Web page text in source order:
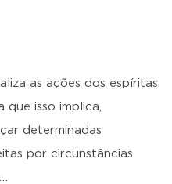
as ações dos espíritas,
que isso implica,
determinadas
por circunstâncias